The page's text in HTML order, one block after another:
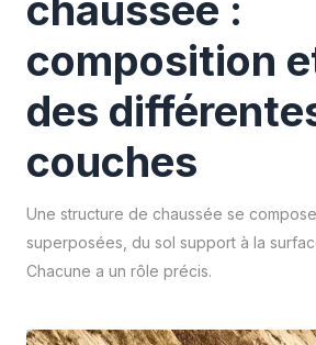
composition
des
couches
Une structure de chaussée se
superposées, du sol support à la
Chacune a un rôle précis.